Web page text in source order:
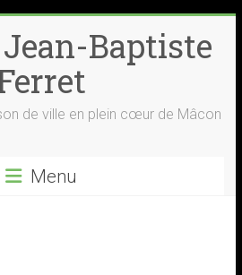
Baptiste
de ville en plein cœur de Mâcon
Menu